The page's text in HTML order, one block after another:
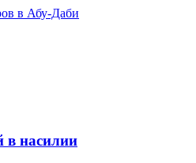
в Абу-Даби
в насилии